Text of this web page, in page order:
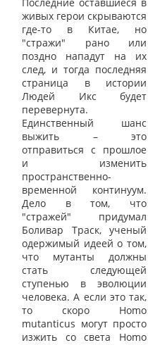
живых герои скрываются
где-то в Китае, но
"стражи" рано или
поздно нападут на их
след, и тогда последняя
страница в истории
Людей Икс будет
перевернута.
Единственный шанс
выжить – это
отправиться с прошлое
и изменить
пространственно-
временной континуум.
Дело в том, что
"стражей" придумал
Боливар Траск, ученый
одержимый идеей о том,
что мутанты должны
стать следующей
ступенью в эволюции
человека. А если это так,
то скоро Homo
mutanticus могут просто
изжить со света Homo